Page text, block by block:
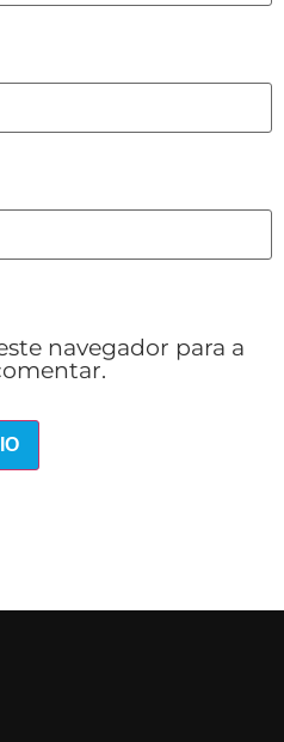
navegador para a